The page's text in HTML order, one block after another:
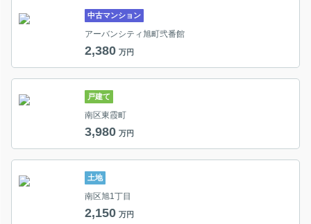
中古マンション
アーバンシティ旭町弐番館
2,380 万円
戸建て
南区東霞町
3,980 万円
土地
南区旭1丁目
2,150 万円